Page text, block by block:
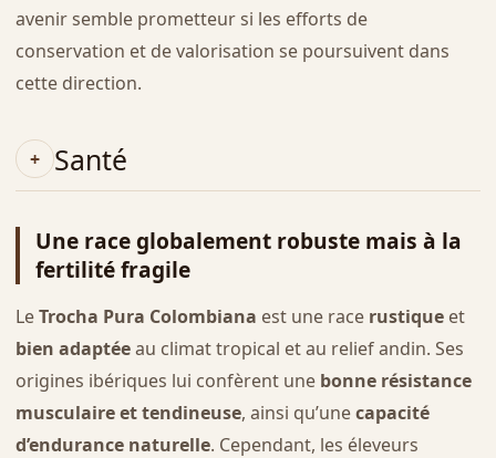
avenir semble prometteur si les efforts de
conservation et de valorisation se poursuivent dans
cette direction.
Santé
Une race globalement robuste mais à la
fertilité fragile
LeTrocha Pura Colombiana est une race rustiqueet
bien adaptéeau climat tropical et au relief andin. Ses
origines ibériques lui confèrent une bonne résistance
musculaire et tendineuse, ainsi qu’unecapacité
d’endurance naturelle. Cependant, les éleveurs